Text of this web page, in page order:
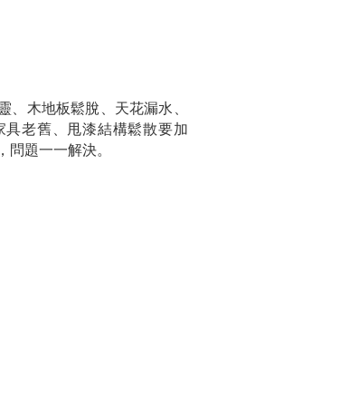
木地板鬆脫、天花漏水、
老舊、甩漆結構鬆散要加
題一一解決。